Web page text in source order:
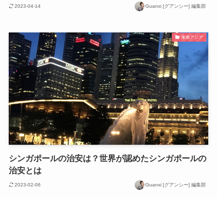
2023-04-14 Guanxi [グアンシー] 編集部
東南アジア
シンガポールの治安は？世界が認めたシンガポールの
治安とは
2023-02-06 Guanxi [グアンシー] 編集部